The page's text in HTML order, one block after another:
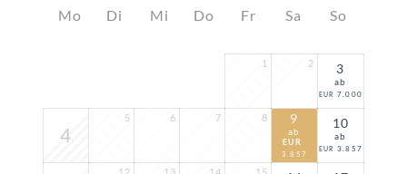
Mo Di Mi Do Fr Sa So
1 2 3
ab
EUR 7.000
4
5 6 7 8 9
ab
EUR
3.857
10
ab
EUR 3.857
12 13 14 15